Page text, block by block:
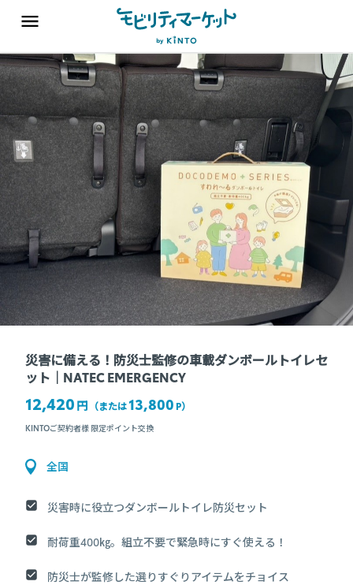
災害に備える！防災士監修の車載ダンボールトイレセ
ット｜NATEC EMERGENCY
12,420 円 （または13,800 P）
KINTOご契約者様 限定ポイント交換
全国
災害時に役立つダンボールトイレ防災セット
耐荷重400㎏。組立不要で緊急時にすぐ使える！
防災士が監修した選りすぐりアイテムをチョイス